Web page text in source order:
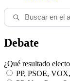
Debate
¿Qué resultado
PP, PSOE,